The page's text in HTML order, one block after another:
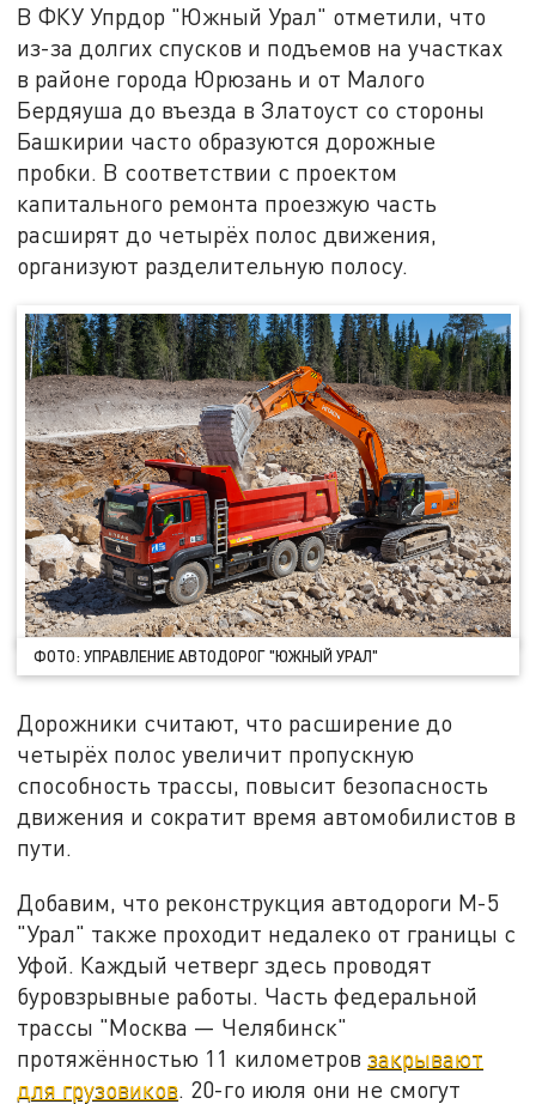
В ФКУ Упрдор "Южный Урал" отметили, что
из-за долгих спусков и подъемов на участках
в районе города Юрюзань и от Малого
Бердяуша до въезда в Златоуст со стороны
Башкирии часто образуются дорожные
пробки. В соответствии с проектом
капитального ремонта проезжую часть
расширят до четырёх полос движения,
организуют разделительную полосу.
ФОТО: УПРАВЛЕНИЕ АВТОДОРОГ "ЮЖНЫЙ УРАЛ"
Дорожники считают, что расширение до
четырёх полос увеличит пропускную
способность трассы, повысит безопасность
движения и сократит время автомобилистов в
пути.
Добавим, что реконструкция автодороги М-5
"Урал" также проходит недалеко от границы с
Уфой. Каждый четверг здесь проводят
буровзрывные работы. Часть федеральной
трассы "Москва — Челябинск"
протяжённостью 11 километровзакрывают
для грузовиков. 20-го июля они не смогут